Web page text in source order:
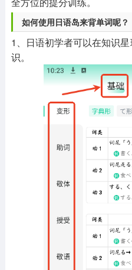
如何使用日语岛来背单词呢？
1、日语初学者可以在知识
识。